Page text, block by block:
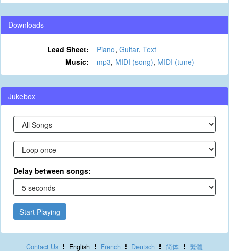
Downloads
Lead Sheet: Piano, Guitar, Text
Music:
mp3, MIDI (song), MIDI (tune)
Jukebox
Delay between songs:
Start Playing
Contact Us English French Deutsch 简体 繁體